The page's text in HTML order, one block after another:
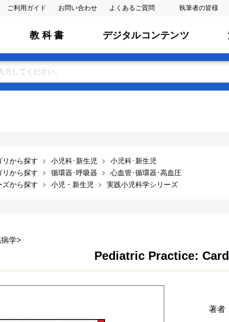
ご利用ガイド お問い合わせ よくあるご質問 執筆者の皆様
教 科 書 デジタルコンテンツ
リから探す 小児科･新生児
小児科･新生児
リから探す 循環器･呼吸器
心血管･循環器･高血圧
ズから探す 小児・新生児 実践小児科学シリーズ
学>
Pediatric Practice:
著者